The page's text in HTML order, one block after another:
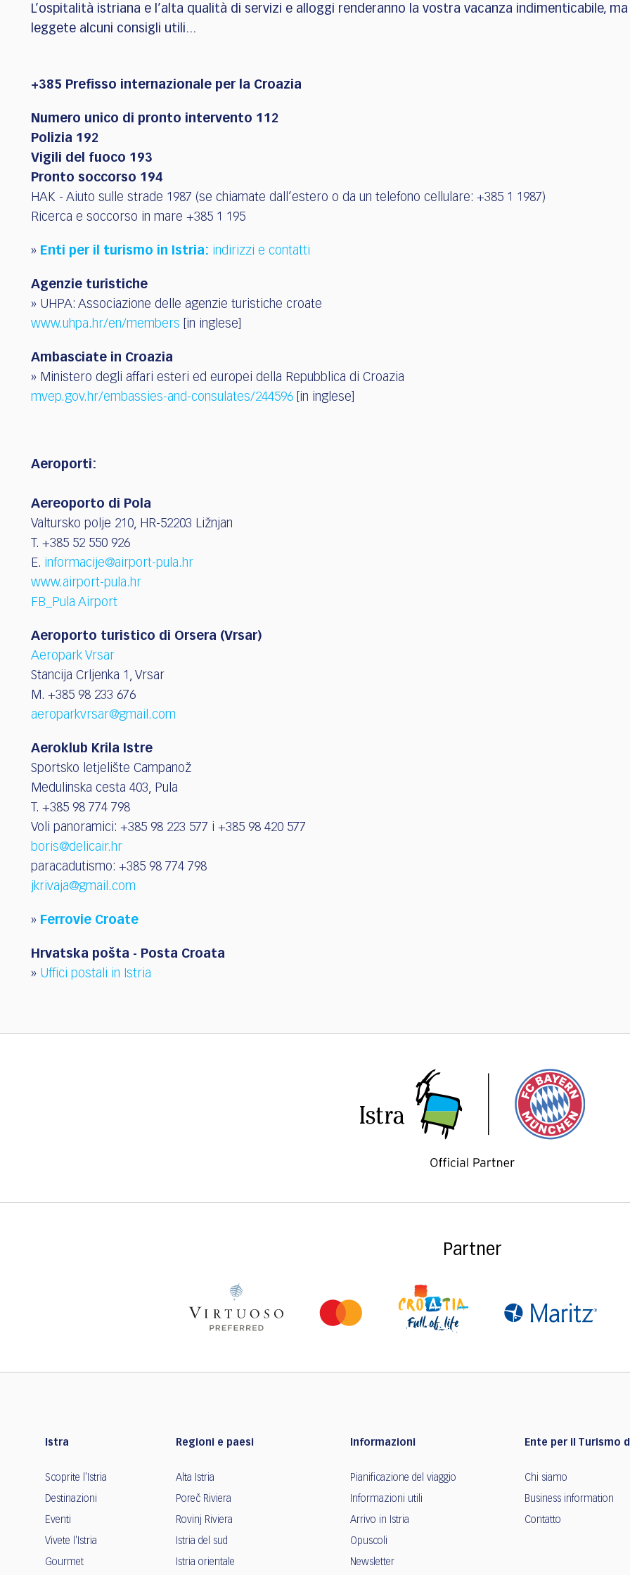
Control-
accessibility
L’ospitalità istriana e l’alta qualità di servizi e alloggi renderanno la vostra vacanza indimenticabile,
leggete alcuni consigli utili...
+385 Prefisso internazionale per la Croazia
Numero unico di pronto intervento 112
Polizia 192
Vigili del fuoco 193
Pronto soccorso 194
HAK - Aiuto sulle strade 1987 (se chiamate dall’estero o da un telefono cellulare: +385 1 1987)
Ricerca e soccorso in mare +385 1 195
» Enti per il turismo in Istria: indirizzi e contatti
Agenzie turistiche
» UHPA: Associazione delle agenzie turistiche croate
www.uhpa.hr/en/members [in inglese]
Ambasciate in Croazia
» Ministero degli affari esteri ed europei della Repubblica di Croazia
mvep.gov.hr/embassies-and-consulates/244596 [in inglese]
Aeroporti:
Aereoporto di Pola
Valtursko polje 210, HR-52203 Ližnjan
T. +385 52 550 926
E. informacije@airport-pula.hr
www.airport-pula.hr
FB_Pula Airport
Aeroporto turistico di Orsera (Vrsar)
Aeropark Vrsar
Stancija Crljenka 1, Vrsar
M. +385 98 233 676
aeroparkvrsar@gmail.com
Aeroklub Krila Istre
Sportsko letjelište Campanož
Medulinska cesta 403, Pula
T. +385 98 774 798
Voli panoramici: +385 98 223 577 i +385 98 420 577
boris@delicair.hr
paracadutismo: +385 98 774 798
jkrivaja@gmail.com
» Ferrovie Croate
Hrvatska pošta - Posta Croata
» Uffici postali in Istria
Partner
Istra
Scoprite l'Istria
Destinazioni
Eventi
Vivete l'Istria
Gourmet
Regioni e paesi
Alta Istria
Poreč Riviera
Rovinj Riviera
Istria del sud
Istria orientale
Informazioni
Pianificazione del viaggio
Informazioni utili
Arrivo in Istria
Opuscoli
Newsletter
Ente per il Turismo
Chi siamo
Business information
Contatto